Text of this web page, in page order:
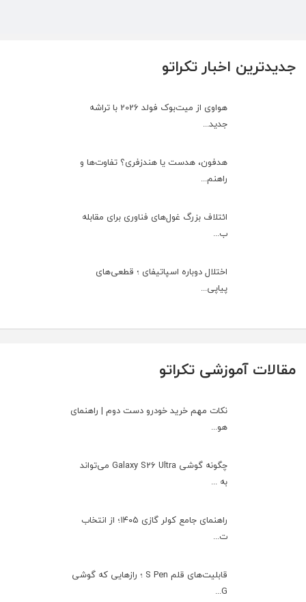
جدیدترین اخبار تکراتو
هواوی از میت‌بوک فولد 2026 با تراشه
جدید...
هدفون، هدست یا هندزفری؟ تفاوت‌ها و
راهنم...
ائتلاف بزرگ غول‌های فناوری برای مقابله
ب...
اختلال دوباره اسپاتیفای ؛ قطعی‌های
پیاپی...
مقالات آموزشی تکراتو
نکات مهم خرید خودرو دست دوم | راهنمای
هو...
چگونه گوشی Galaxy S26 Ultra می‌تواند
به ...
راهنمای جامع کولر گازی ۱۴۰۵؛ از انتخاب
ت...
قابلیت‌های قلم S Pen ؛ رازهایی که گوشی
G...